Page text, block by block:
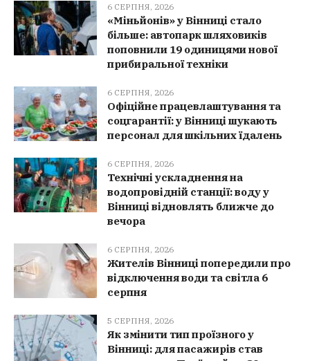
6 СЕРПНЯ, 2026
«Міньйонів» у Вінниці стало
більше: автопарк шляховиків
поповнили 19 одиницями нової
прибиральної техніки
6 СЕРПНЯ, 2026
Офіційне працевлаштування та
соцгарантії: у Вінниці шукають
персонал для шкільних їдалень
6 СЕРПНЯ, 2026
Технічні ускладнення на
водопровідній станції: воду у
Вінниці відновлять ближче до
вечора
6 СЕРПНЯ, 2026
Жителів Вінниці попередили про
відключення води та світла 6
серпня
5 СЕРПНЯ, 2026
Як змінити тип проїзного у
Вінниці: для пасажирів став